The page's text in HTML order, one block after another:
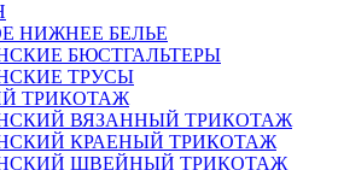
НИЖНЕЕ БЕЛЬЕ
БЮСТГАЛЬТЕРЫ
ТРУСЫ
ТРИКОТАЖ
ВЯЗАННЫЙ ТРИКОТАЖ
КРАЕНЫЙ ТРИКОТАЖ
ШВЕЙНЫЙ ТРИКОТАЖ